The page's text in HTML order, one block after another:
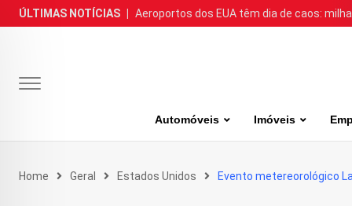
Skip
to
ÚLTIMAS NOTÍCIAS Aeroportos dos EUA têm dia de caos:
Automóveis Imóveis
Home Geral Estados Unidos Evento metereorológico